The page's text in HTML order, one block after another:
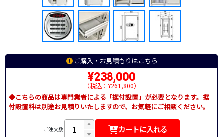
ご購入・お見積もりはこちら
¥238,000
（税込：¥261,800）
◆こちらの商品は専門業者による「据付設置」が必要となります。据
付設置料は別途お見積りいたしますので、お気軽にご相談ください。
ご注文数 カートに入れる